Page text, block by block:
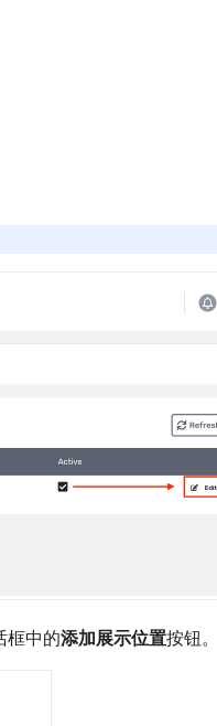
框中的添加展示位置按钮。